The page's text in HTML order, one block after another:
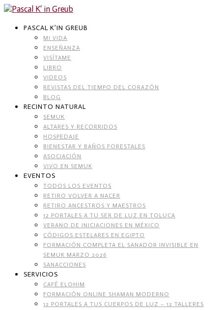
Skip
contentPASCAL K’IN GREUB
MI VIDA
ENSEÑANZA
VISÍTAME
LIBRO
VIDEOS
REVISTAS DEL TIEMPO DEL CORAZÓN
BLOG
RECINTO NATURAL
SEMUK
ALTARES Y RECORRIDOS
HOSPEDAJE
BIENESTAR Y BAÑOS FORESTALES
ASOCIACIÓN
VIVO EN SEMUK
EVENTOS
TODOS LOS EVENTOS
RETIRO VOLVER A NACER
RETIRO ANCESTROS Y MAESTROS
12 PORTALES A TU SER DE LUZ EN TOLUCA
VERANO DE INICIACIONES EN MÉXICO
CÓDIGOS ESTELARES EN EGIPTO
FORMACIÓN COMPLETA EL SANADOR INVISIBLE EN
SEMUK MARZO 2026
SANACCIONES
SERVICIOS
CAFÉ ELOHIM
FORMACIÓN ONLINE SHAMAN MODERNO
12 PORTALES A TUS CUERPOS DE LUZ – 12 TALLERES